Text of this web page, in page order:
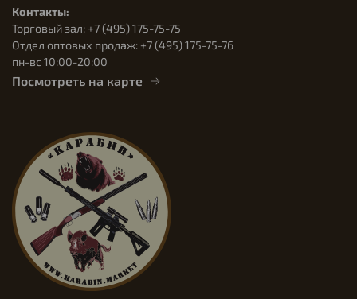
Контакты:
Торговый зал: +7 (495) 175-75-75
Отдел оптовых продаж: +7 (495) 175-75-76
пн-вс 10:00-20:00
Посмотреть на карте